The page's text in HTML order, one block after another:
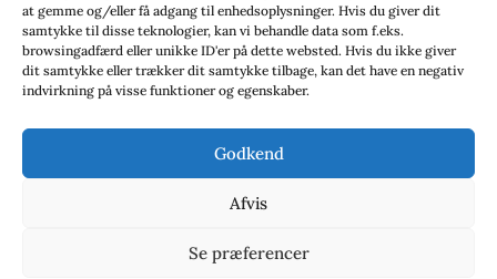
at gemme og/eller få adgang til enhedsoplysninger. Hvis du giver dit
samtykke til disse teknologier, kan vi behandle data som f.eks.
browsingadfærd eller unikke ID'er på dette websted. Hvis du ikke giver
dit samtykke eller trækker dit samtykke tilbage, kan det have en negativ
indvirkning på visse funktioner og egenskaber.
Godkend
Afvis
Se præferencer
Sverige: Översättarsektionen (Ö.)
Sverige: Översättarcentrum (ÖC)
deutschsprachiger Übersetzer (VdÜ)
© 2020 - Babelfisken